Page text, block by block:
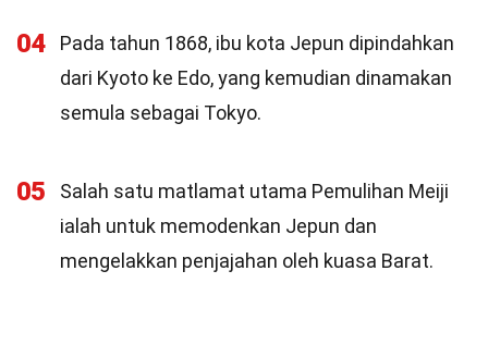
04
Pada tahun 1868, ibu kota Jepun dipindahkan
dari Kyoto ke Edo, yang kemudian dinamakan
semula sebagai Tokyo.
05
Salah satu matlamat utama Pemulihan Meiji
ialah untuk memodenkan Jepun dan
mengelakkan penjajahan oleh kuasa Barat.